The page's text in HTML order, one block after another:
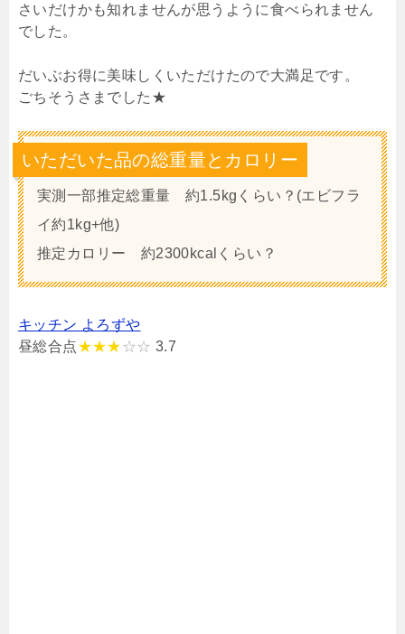
さいだけかも知れませんが思うように食べられません
でした。
だいぶお得に美味しくいただけたので大満足です。
ごちそうさまでした★
いただいた品の総重量とカロリー
実測一部推定総重量 約1.5kgくらい？(エビフラ
イ約1kg+他)
推定カロリー 約2300kcalくらい？
キッチン よろずや
昼総合点★★★ ☆☆ 3.7